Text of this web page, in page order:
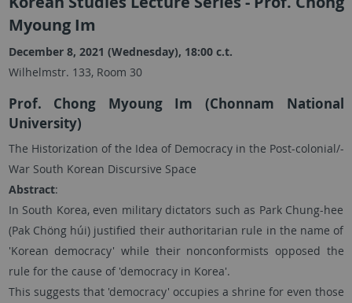
Myoung Im
December 8, 2021 (Wednesday), 18:00 c.t.
Wilhelmstr. 133, Room 30
Prof. Chong Myoung Im (Chonnam National
University)
The Historization of the Idea of Democracy in the Post-colonial/-
War South Korean Discursive Space
Abstract:
In South Korea, even military dictators such as Park Chung-hee
(Pak Chöng húi) justified their authoritarian rule in the name of
'Korean democracy' while their nonconformists opposed the
rule for the cause of 'democracy in Korea'.
This suggests that 'democracy' occupies a shrine for even those